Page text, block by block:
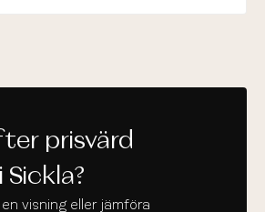
prisvärd
visning eller jämföra